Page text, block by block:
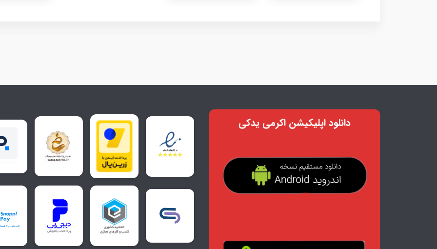
دانلود اپلیکیشن اکرمی یدکی